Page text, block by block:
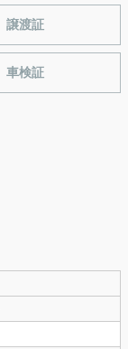
譲渡証
車検証